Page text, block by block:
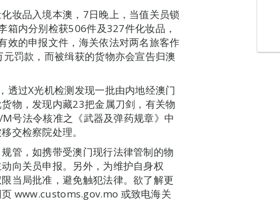
妆品入境本澳，7日晚上，当值关员锁
箱内分别检获506件及327件化妆品，
效的申报文件，海关依法对两名旅客作
罚款，而被缉获的货物亦会宣告归澳
透过X光机检测发现一批由内地经澳门
物，发现内藏23把金属刀剑，有关物
号法令核准之《武器及弹药规章》中
交检察院处理。
管，如携带受澳门现行法律管制的物
向关员申报。另外，为维护自身权
当局批准，避免触犯法律。欲了解更
www.customs.gov.mo 或致电海关